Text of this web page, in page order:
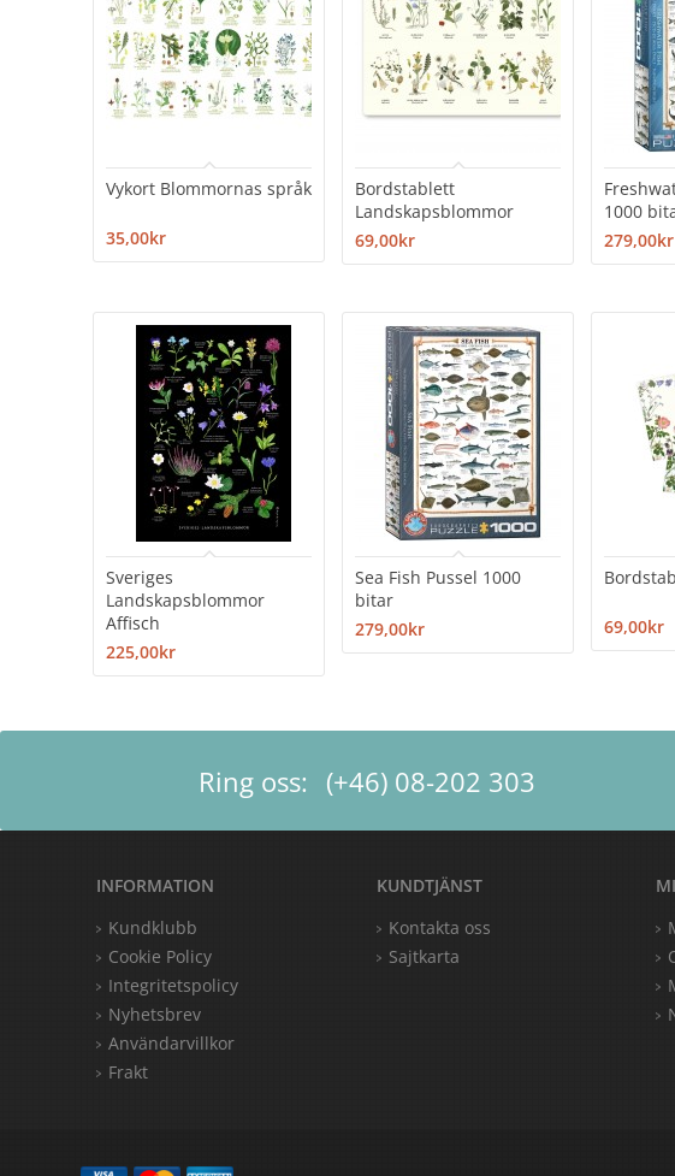
Vykort Blommornas språk
35,00kr
Bordstablett
Landskapsblommor
69,00kr
1000
279,00kr
Sveriges
Landskapsblommor
Affisch
225,00kr
Sea Fish Pussel 1000
bitar
279,00kr
69,00kr
Ring oss: (+46) 08-202 303
KUNDTJÄNST
Kontakta oss
Sajtkarta
INFORMATION
Kundklubb
Cookie Policy
Integritetspolicy
Nyhetsbrev
Användarvillkor
Frakt